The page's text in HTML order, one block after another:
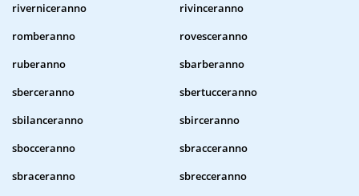
riverniceranno
rivinceranno
romberanno
rovesceranno
ruberanno
sbarberanno
sberceranno
sbertucceranno
sbilanceranno
sbirceranno
sbocceranno
sbracceranno
sbraceranno
sbrecceranno